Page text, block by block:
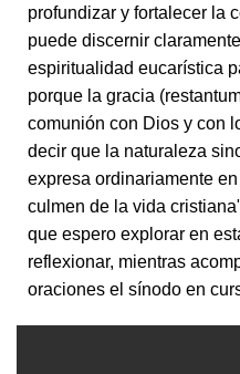
profundizar y fortalecer la
puede discernir
espiritualidad eucarística
porque la gracia
comunión con Dios y con
decir que la naturaleza
expresa ordinariamente
culmen de la vida
que espero explorar en
reflexionar, mientras
oraciones el sínodo en